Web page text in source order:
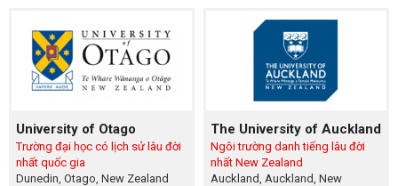
University of Otago
Trường đại học có lịch sử lâu đời
nhất quốc gia
Dunedin, Otago, New Zealand
The University of Auckland
Ngôi trường danh tiếng lâu đời
nhất New Zealand
Auckland, Auckland, New